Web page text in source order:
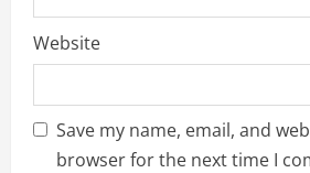
Website
Save my name, email, and
browser for the next time I